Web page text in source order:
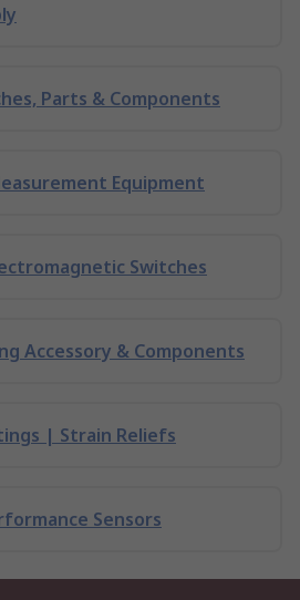
Parts & Components
Equipment
Switches
Accessory & Components
| Strain Reliefs
Sensors